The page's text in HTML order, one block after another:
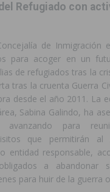
en la costa y las
GUARDAMAR
del alumnado del
Refugiado con
de Inmigración
para acoger en un
de refugiados tras la
tras la cruenta Guerra
desde el año 2011. La
Sabina Galindo, ha
avanzando para
que permitirán al
entidad responsable,
a abandonar
para huir de la guerra